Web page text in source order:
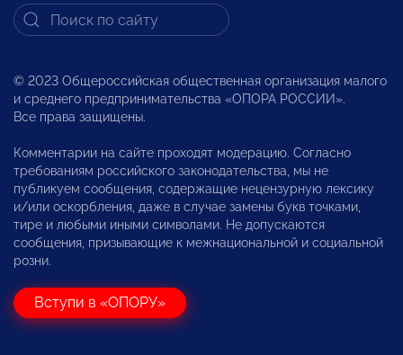
© 2023 Общероссийская общественная организация малого
и среднего предпринимательства «ОПОРА РОССИИ».
Все права защищены.
Комментарии на сайте проходят модерацию. Согласно
требованиям российского законодательства, мы не
публикуем сообщения, содержащие нецензурную лексику
и/или оскорбления, даже в случае замены букв точками,
тире и любыми иными символами. Не допускаются
сообщения, призывающие к межнациональной и социальной
розни.
Вступи в «ОПОРУ»